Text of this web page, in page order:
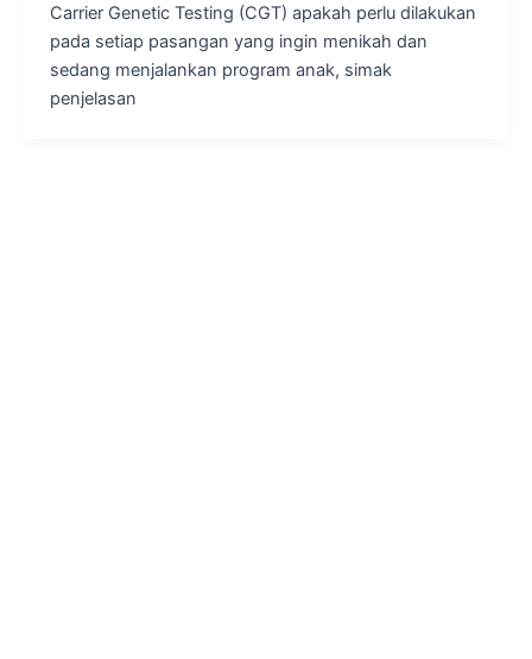
Carrier Genetic Testing (CGT) apakah perlu dilakukan
pada setiap pasangan yang ingin menikah dan
sedang menjalankan program anak, simak
penjelasan